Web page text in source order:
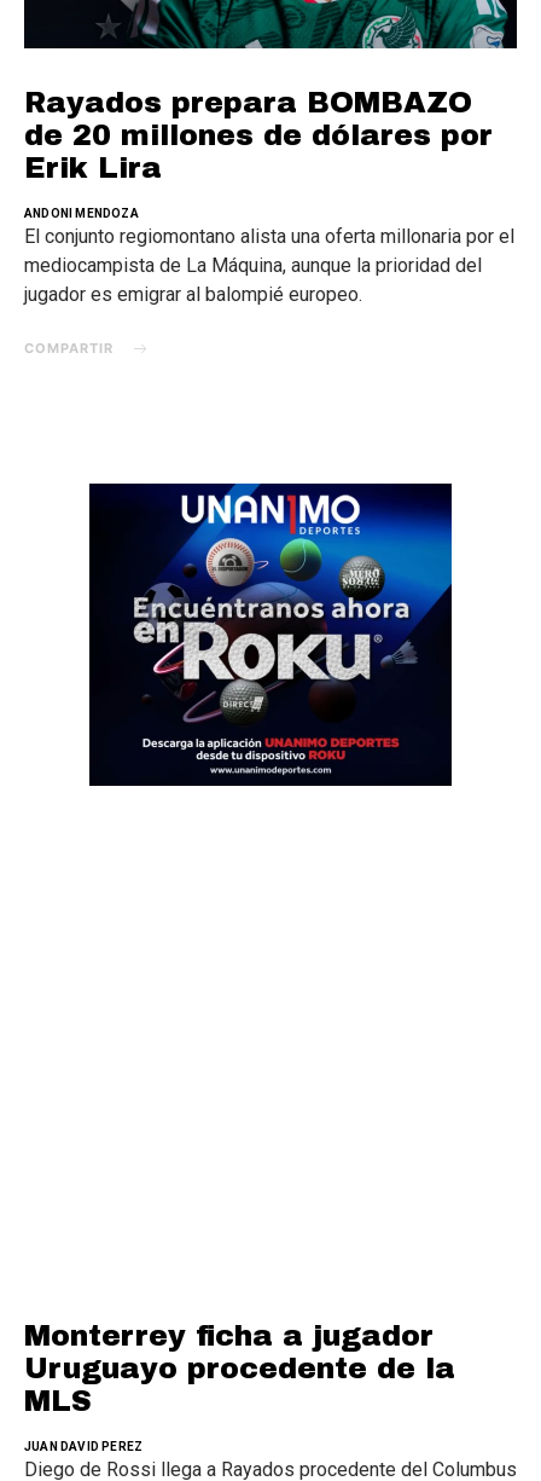
Rayados prepara BOMBAZO
de 20 millones de dólares por
Erik Lira
ANDONI MENDOZA
El conjunto regiomontano alista una oferta millonaria por el
mediocampista de La Máquina, aunque la prioridad del
jugador es emigrar al balompié europeo.
COMPARTIR
Monterrey ficha a jugador
Uruguayo procedente de la
MLS
JUAN DAVID PEREZ
Diego de Rossi llega a Rayados procedente del Columbus